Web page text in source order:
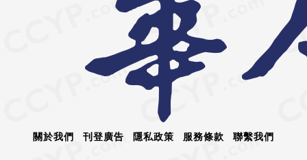
關於我們 刊登廣告 隱私政策 服務條款 聯繫我們